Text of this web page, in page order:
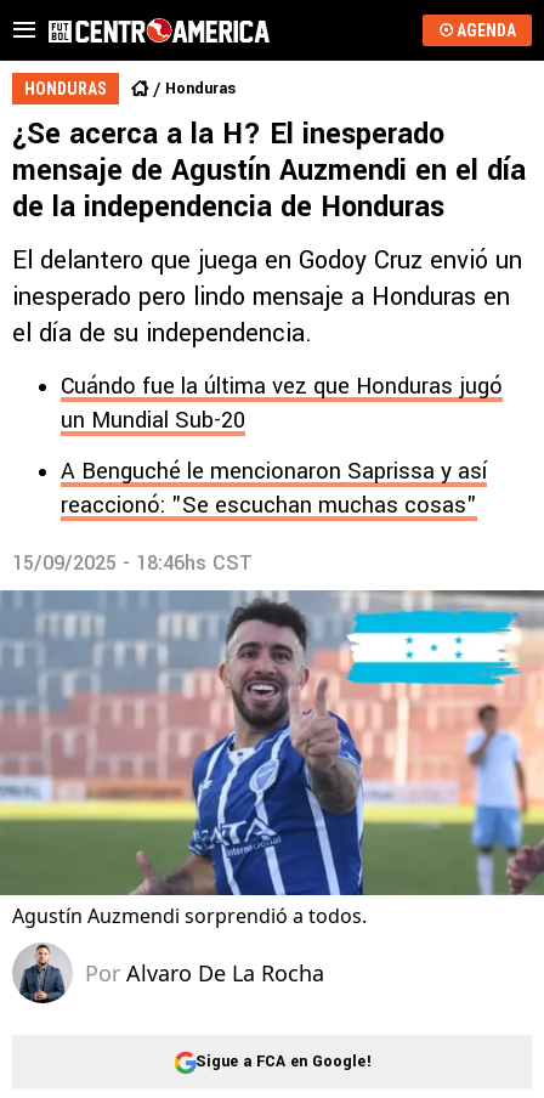
AGENDA
HONDURAS Honduras
¿Se acerca a la H? El inesperado
mensaje de Agustín Auzmendi en el día
de la independencia de Honduras
El delantero que juega en Godoy Cruz envió un
inesperado pero lindo mensaje a Honduras en
el día de su independencia.
Cuándo fue la última vez que Honduras jugó
un Mundial Sub-20
A Benguché le mencionaron Saprissa y así
reaccionó: "Se escuchan muchas cosas"
15/09/2025 - 18:46hs CST
Agustín Auzmendi sorprendió a todos.
Por Alvaro De La Rocha
Sigue a FCA en Google!